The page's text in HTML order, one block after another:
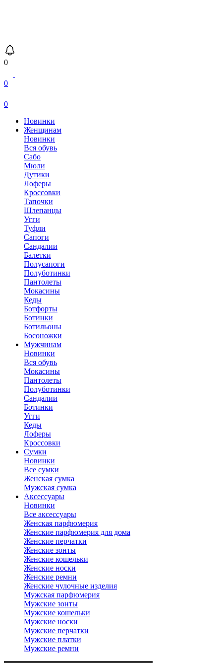
0
0
0
Новинки
Женщинам
Новинки
Вся обувь
Сабо
Мюли
Дутики
Лоферы
Кроссовки
Тапочки
Шлепанцы
Угги
Туфли
Сапоги
Сандалии
Балетки
Полусапоги
Полуботинки
Пантолеты
Мокасины
Кеды
Ботфорты
Ботинки
Ботильоны
Босоножки
Мужчинам
Новинки
Вся обувь
Мокасины
Пантолеты
Полуботинки
Сандалии
Ботинки
Угги
Кеды
Лоферы
Кроссовки
Сумки
Новинки
Все сумки
Женская сумка
Мужская сумка
Аксессуары
Новинки
Все аксессуары
Женская парфюмерия
Женские парфюмерия для дома
Женские перчатки
Женские зонты
Женские кошельки
Женские носки
Женские ремни
Женские чулочные изделия
Мужская парфюмерия
Мужские зонты
Мужские кошельки
Мужские носки
Мужские перчатки
Мужские платки
Мужские ремни